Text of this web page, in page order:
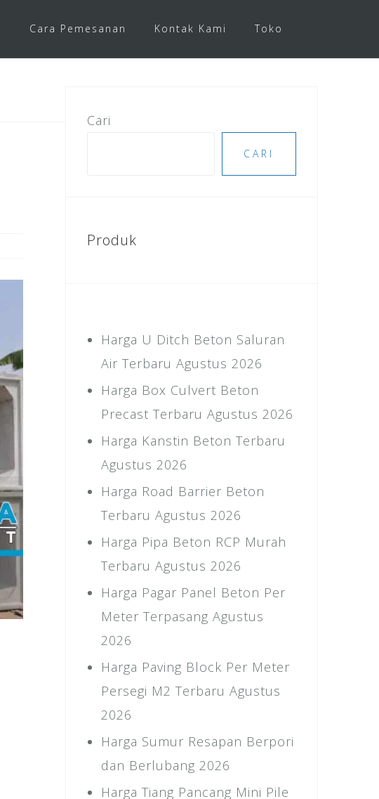
Cara Pemesanan Kontak Kami Toko
Cari
CARI
Produk
Harga U Ditch Beton Saluran
Air Terbaru Agustus 2026
Harga Box Culvert Beton
Precast Terbaru Agustus 2026
Harga Kanstin Beton Terbaru
Agustus 2026
Harga Road Barrier Beton
Terbaru Agustus 2026
Harga Pipa Beton RCP Murah
Terbaru Agustus 2026
Harga Pagar Panel Beton Per
Meter Terpasang Agustus
2026
Harga Paving Block Per Meter
Persegi M2 Terbaru Agustus
2026
Harga Sumur Resapan Berpori
dan Berlubang 2026
Harga Tiang Pancang Mini Pile